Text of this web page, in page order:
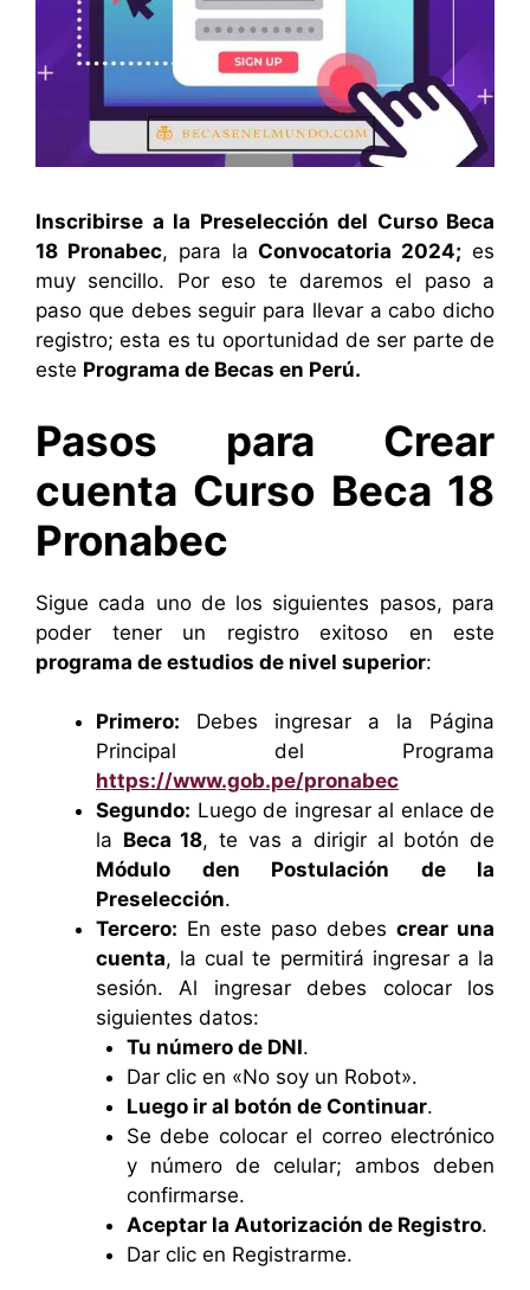
Inscribirse a la Preselección del Curso Beca
18 Pronabec, para laConvocatoria 2024; es
muy sencillo. Por eso te daremos el paso a
paso que debes seguir para llevar a cabo dicho
registro; esta es tu oportunidad de ser parte de
este Programa de Becas en Perú.
Pasos para Crear
cuenta Curso Beca 18
Pronabec
Sigue cada uno de los siguientes pasos, para
poder tener un registro exitoso en este
programa de estudios de nivel superior:
Primero: Debes ingresar a la Página
Principal del Programa
https://www.gob.pe/pronabec
Segundo: Luego de ingresar al enlace de
la Beca 18, te vas a dirigir al botón de
Módulo den Postulación de la
Preselección.
Tercero: En este paso debes crear una
cuenta, la cual te permitirá ingresar a la
sesión. Al ingresar debes colocar los
siguientes datos:
Tu número de DNI.
Dar clic en «No soy un Robot».
Luego ir al botón de Continuar.
Se debe colocar el correo electrónico
y número de celular; ambos deben
confirmarse.
Aceptar la Autorización de Registro.
Dar clic en Registrarme.